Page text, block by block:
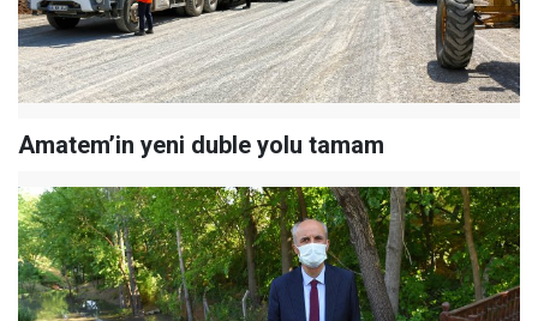
Amatem’in yeni duble yolu tamam